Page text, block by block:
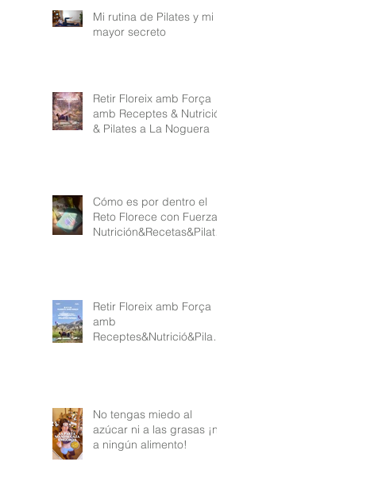
Mi rutina de Pilates y mi
mayor secreto
Retir Floreix amb Força
amb Receptes & Nutrició
& Pilates a La Noguera
Cómo es por dentro el
Reto Florece con Fuerza
Nutrición&Recetas&Pilate
Retir Floreix amb Força
amb
Receptes&Nutrició&Pilate
No tengas miedo al
azúcar ni a las grasas ¡ni
a ningún alimento!